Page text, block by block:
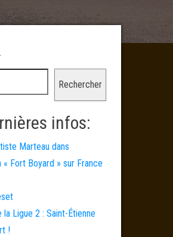
Rechercher
infos:
Marteau dans
« Fort Boyard » sur France
la Ligue 2 : Saint-Étienne
!